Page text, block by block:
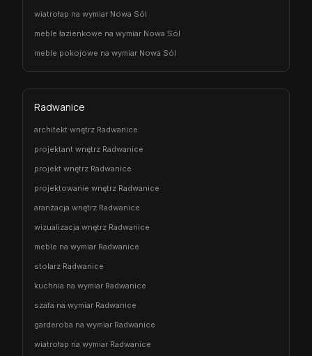
wiatrołap na wymiar Nowa Sól
meble łazienkowe na wymiar Nowa Sól
meble pokojowe na wymiar Nowa Sól
Radwanice
architekt wnętrz Radwanice
projektant wnętrz Radwanice
projekt wnętrz Radwanice
projektowanie wnętrz Radwanice
aranżacja wnętrz Radwanice
wizualizacja wnętrz Radwanice
meble na wymiar Radwanice
stolarz Radwanice
kuchnia na wymiar Radwanice
szafa na wymiar Radwanice
garderoba na wymiar Radwanice
wiatrołap na wymiar Radwanice